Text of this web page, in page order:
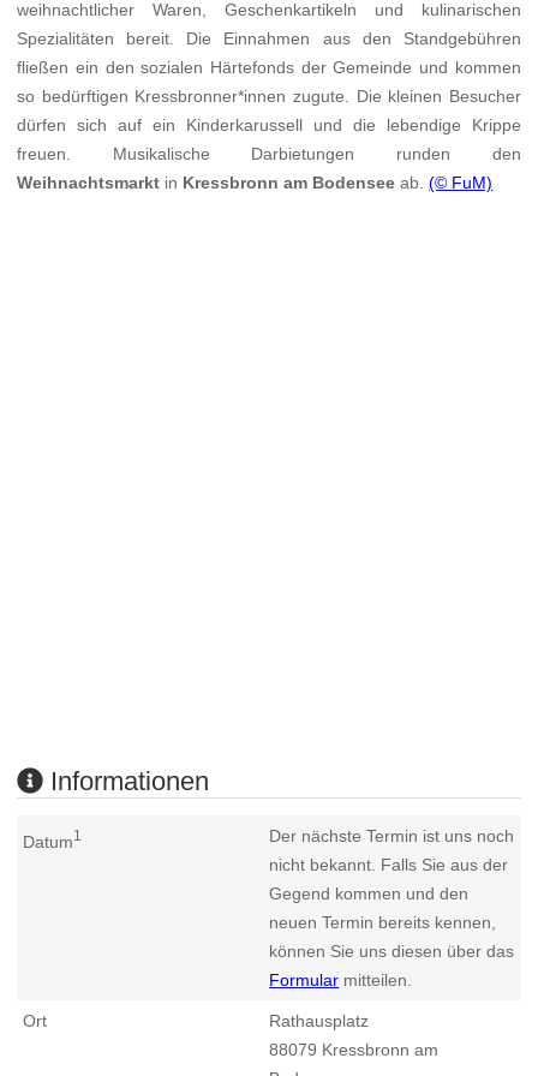
weihnachtlicher Waren, Geschenkartikeln und kulinarischen
Spezialitäten bereit. Die Einnahmen aus den Standgebühren
fließen ein den sozialen Härtefonds der Gemeinde und kommen
so bedürftigen Kressbronner*innen zugute. Die kleinen Besucher
dürfen sich auf ein Kinderkarussell und die lebendige Krippe
freuen. Musikalische Darbietungen runden den
Weihnachtsmarkt in Kressbronn am Bodensee ab.(© FuM)
Informationen
Datum1
Der nächste Termin ist uns noch
nicht bekannt. Falls Sie aus der
Gegend kommen und den
neuen Termin bereits kennen,
können Sie uns diesen über das
Formular mitteilen.
Ort
Rathausplatz
88079 Kressbronn am